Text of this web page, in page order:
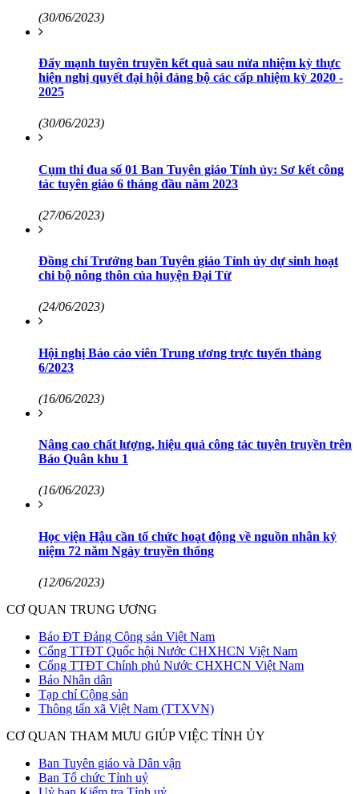
(30/06/2023)
Đẩy mạnh tuyên truyền kết quả sau nửa nhiệm kỳ thực
hiện nghị quyết đại hội đảng bộ các cấp nhiệm kỳ 2020 -
2025
(30/06/2023)
Cụm thi đua số 01 Ban Tuyên giáo Tỉnh ủy: Sơ kết công
tác tuyên giáo 6 tháng đầu năm 2023
(27/06/2023)
Đồng chí Trưởng ban Tuyên giáo Tỉnh ủy dự sinh hoạt
chi bộ nông thôn của huyện Đại Từ
(24/06/2023)
Hội nghị Báo cáo viên Trung ương trực tuyến tháng
6/2023
(16/06/2023)
Nâng cao chất lượng, hiệu quả công tác tuyên truyền trên
Báo Quân khu 1
(16/06/2023)
Học viện Hậu cần tổ chức hoạt động về nguồn nhân kỷ
niệm 72 năm Ngày truyền thống
(12/06/2023)
CƠ QUAN TRUNG ƯƠNG
Báo ĐT Đảng Cộng sản Việt Nam
Cổng TTĐT Quốc hội Nước CHXHCN Việt Nam
Cổng TTĐT Chính phủ Nước CHXHCN Việt Nam
Báo Nhân dân
Tạp chí Cộng sản
Thông tấn xã Việt Nam (TTXVN)
CƠ QUAN THAM MƯU GIÚP VIỆC TỈNH ỦY
Ban Tuyên giáo và Dân vận
Ban Tổ chức Tỉnh uỷ